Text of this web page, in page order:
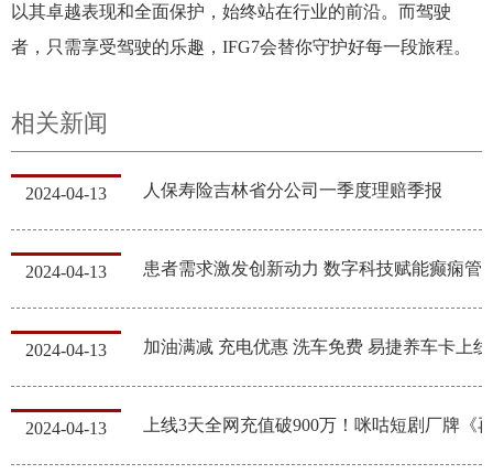
以其卓越表现和全面保护，始终站在行业的前沿。而驾驶
者，只需享受驾驶的乐趣，IFG7会替你守护好每一段旅程。
相关新闻
2024-04-13 人保寿险吉林省分公司一季度理赔季报
2024-04-13 患者需求激发创新动力 数字科技赋能癫痫管
2024-04-13
2024-04-13